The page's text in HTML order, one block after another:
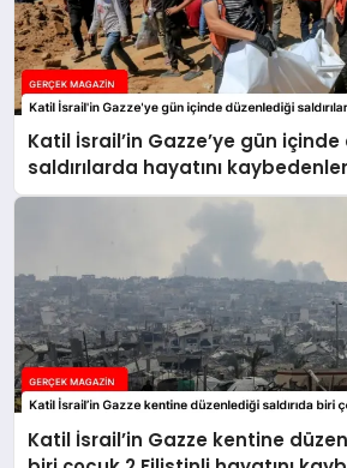
Katil İsrail’in Gazze’ye gün
saldırılarda hayatını
yükseldi
Katil İsrail’in Gazze kentine